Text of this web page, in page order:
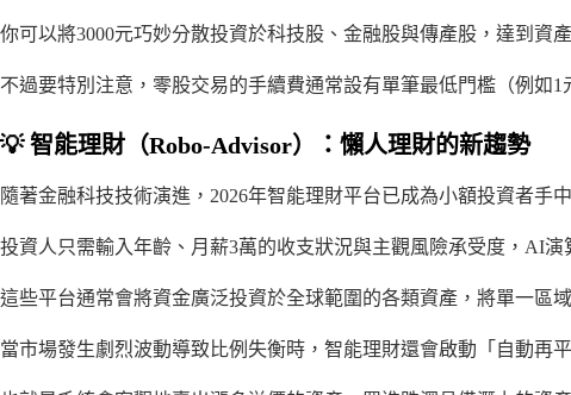
你可以將3000元巧妙分散投資於科技股、金融股與傳產股，達到資
不過要特別注意，零股交易的手續費通常設有單筆最低門檻（例如
💡 智能理財（Robo-Advisor）：懶人理財的新趨勢
隨著金融科技技術演進，2026年智能理財平台已成為小額投資者手
投資人只需輸入年齡、月薪3萬的收支狀況與主觀風險承受度，AI
這些平台通常會將資金廣泛投資於全球範圍的各類資產，將單一區
當市場發生劇烈波動導致比例失衡時，智能理財還會啟動「自動再